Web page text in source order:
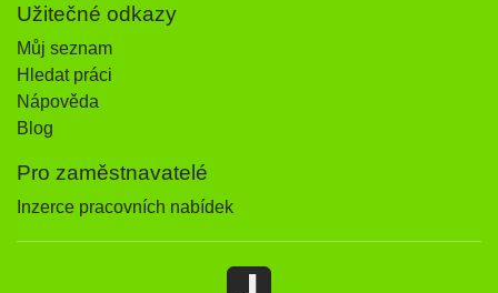
Užitečné odkazy
Můj seznam
Hledat práci
Nápověda
Blog
Pro zaměstnavatelé
Inzerce pracovních nabídek